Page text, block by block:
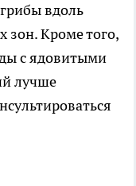
вдоль
Кроме того,
с ядовитыми
лучше